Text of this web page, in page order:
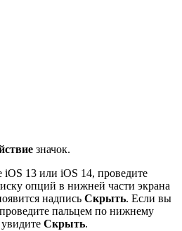
значок.
iOS 13 или iOS 14, проведите
опций в нижней части экрана
надпись Скрыть. Если вы
пальцем по нижнему
Скрыть.